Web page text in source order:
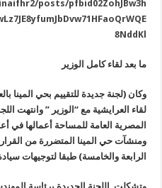
posts/pfbid02ZohJBw3h
8NddKl
ما بعد لقاء كامل الوزير
وكان (لجنة جديدة للتقييم بحي المينا
لقاء العرايشية مع “الوزير ” وانتهت
المصرية العامة للمساحة أعمالها في
ومنشآت حي المينا المتضررة من القرار
الرابعة والخامسة) طبقا لتوجيهات